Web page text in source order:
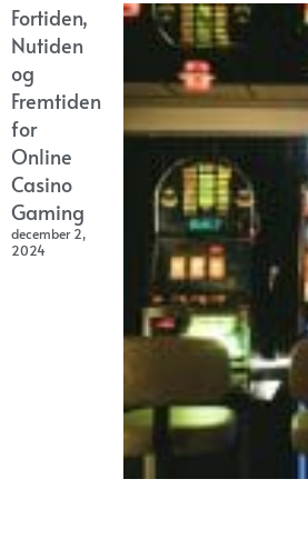
Fortiden,
Nutiden
og
Fremtiden
for
Online
Casino
Gaming
december 2,
2024